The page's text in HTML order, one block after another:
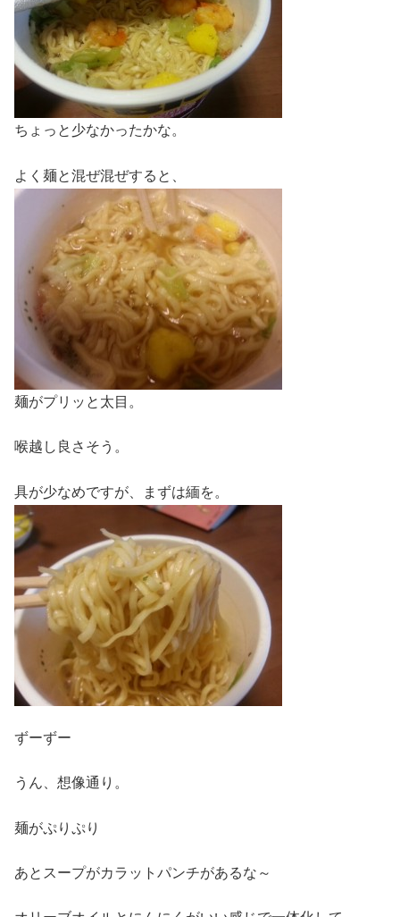
ちょっと少なかったかな。
よく麺と混ぜ混ぜすると、
麺がプリッと太目。
喉越し良さそう。
具が少なめですが、まずは緬を。
ずーずー
うん、想像通り。
麺がぷりぷり
あとスープがカラットパンチがあるな～